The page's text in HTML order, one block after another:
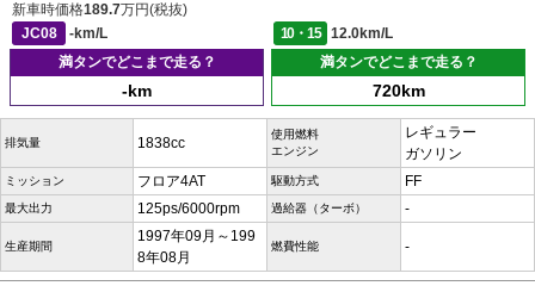
新車時価格189.7万円(税抜)
JC08
-km/L 10・15
12.0km/L
満タンでどこまで走る？
-km
満タンでどこまで走る？
720km
排気量 1838cc
使用燃料
エンジン
レギュラー
ガソリン
ミッション フロア4AT 駆動方式 FF
最大出力 125ps/6000rpm 過給器（ターボ） -
生産期間
1997年09月～199
8年08月
燃費性能 -